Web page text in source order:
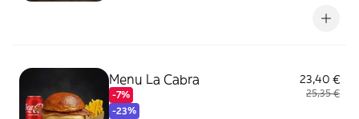
Menu La Cabra
-7%
-23%
23,40 €
25,35 €